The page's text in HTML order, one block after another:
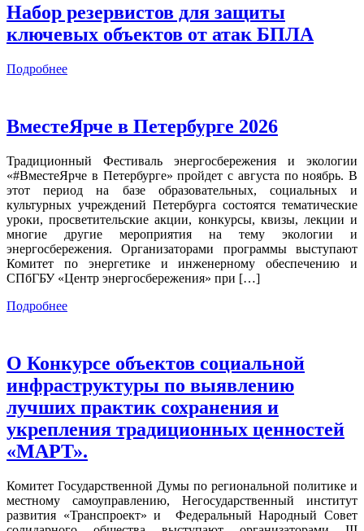
Набор резервистов для защиты
ключевых объектов от атак БПЛА
Подробнее
ВместеЯрче в Петербурге 2026
Традиционный Фестиваль энергосбережения и экологии
«#ВместеЯрче в Петербурге» пройдет с августа по ноябрь. В
этот период на базе образовательных, социальных и
культурных учреждений Петербурга состоятся тематические
уроки, просветительские акции, конкурсы, квизы, лекции и
многие другие мероприятия на тему экологии и
энергосбережения. Организаторами программы выступают
Комитет по энергетике и инженерному обеспечению и
СПбГБУ «Центр энергосбережения» при […]
Подробнее
О Конкурсе объектов социальной
инфраструктуры по выявлению
лучших практик сохранения и
укрепления традиционных ценностей
«МАРТ».
Комитет Государственной Думы по региональной политике и
местному самоуправлению, Негосударственный институт
развития «Транспроект» и Федеральный Народный Совет